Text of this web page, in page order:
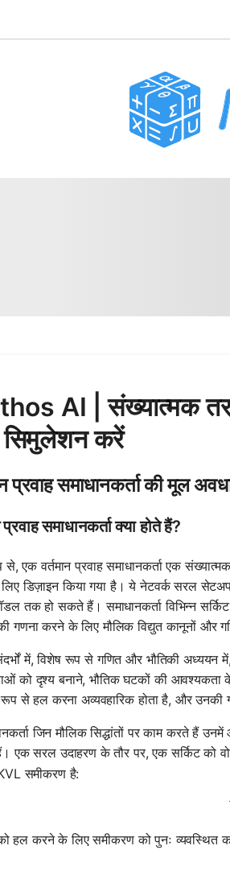
AI | संख्यात्मक
सिमुलेशन करें
प्रवाह समाधानकर्ता की मूल
प्रवाह समाधानकर्ता क्या होते हैं?
एक वर्तमान प्रवाह समाधानकर्ता एक
डिज़ाइन किया गया है। ये नेटवर्क सरल
तक हो सकते हैं। समाधानकर्ता विभिन्न
गणना करने के लिए मौलिक विद्युत कानूनों और
में, विशेष रूप से गणित और भौतिकी अध्ययन में,
को दृश्य बनाने, भौतिक घटकों की आवश्यकता
से हल करना अव्यवहारिक होता है, और उनकी
जिन मौलिक सिद्धांतों पर काम करते हैं
एक सरल उदाहरण के तौर पर, एक सर्किट को
समीकरण है:
हल करने के लिए समीकरण को पुनः व्यवस्थित